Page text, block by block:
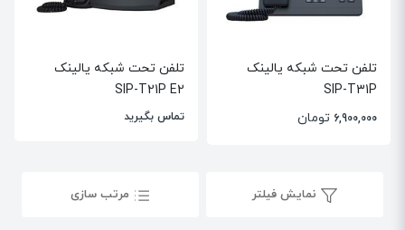
تلفن تحت شبکه یالینک
SIP-T31P
6,900,000 تومان
تلفن تحت شبکه یالینک
SIP-T21P E2
تماس بگیرید
نمایش فیلتر